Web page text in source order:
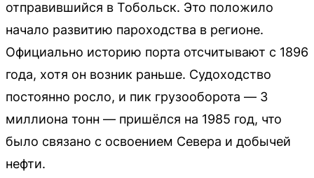
отправившийся в Тобольск. Это положило
начало развитию пароходства в регионе.
Официально историю порта отсчитывают с 1896
года, хотя он возник раньше. Судоходство
постоянно росло, и пик грузооборота — 3
миллиона тонн — пришёлся на 1985 год, что
было связано с освоением Севера и добычей
нефти.